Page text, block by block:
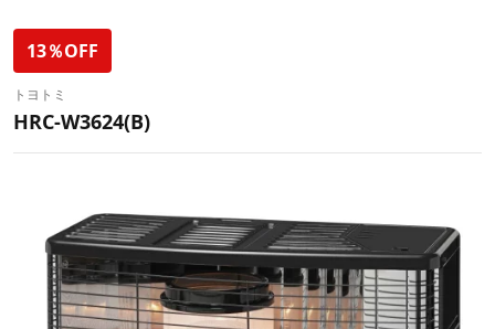
13％OFF
トヨトミ
HRC-W3624(B)